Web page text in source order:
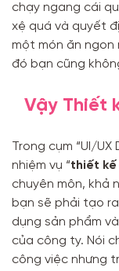
chạy ngang cái
xệ quá và quyết
một món ăn
đó bạn cũng
Vậy Thiết
Trong cụm “UI/
nhiệm vụ “thiết
chuyên môn, khả
bạn sẽ phải tạo
dụng sản phẩm
của công ty. Nói
công việc nhưng